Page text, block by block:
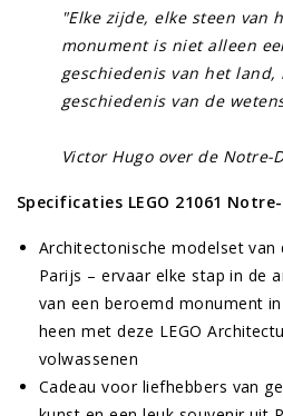
"Elke zijde, elke steen van
monument is niet alleen
geschiedenis van het land,
geschiedenis van de
Victor Hugo over de Notre-
Specificaties LEGO 21061
Architectonische modelset
Parijs – ervaar elke stap in de
van een beroemd monument
heen met deze LEGO
volwassenen
Cadeau voor liefhebbers van